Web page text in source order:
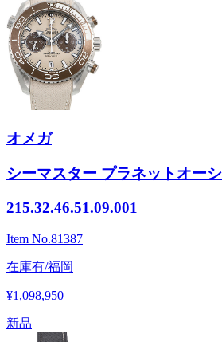
オメガ
シーマスター プラネットオー
215.32.46.51.09.001
Item No.81387
在庫有/福岡
¥1,098,950
新品